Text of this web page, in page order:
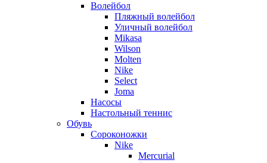
Волейбол
Пляжный волейбол
Уличный волейбол
Mikasa
Wilson
Molten
Nike
Select
Joma
Насосы
Настольный теннис
Обувь
Сороконожки
Nike
Mercurial